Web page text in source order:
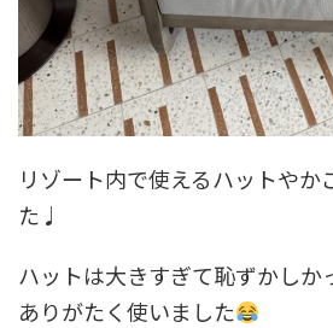
リゾート内で使えるハットやか
た♩
ハットは大きすぎて恥ずかしか
ありがたく使いました